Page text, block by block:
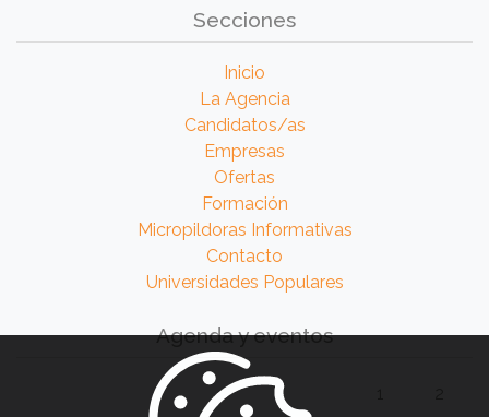
Secciones
Inicio
La Agencia
Candidatos/as
Empresas
Ofertas
Formación
Micropildoras Informativas
Contacto
Universidades Populares
Agenda y eventos